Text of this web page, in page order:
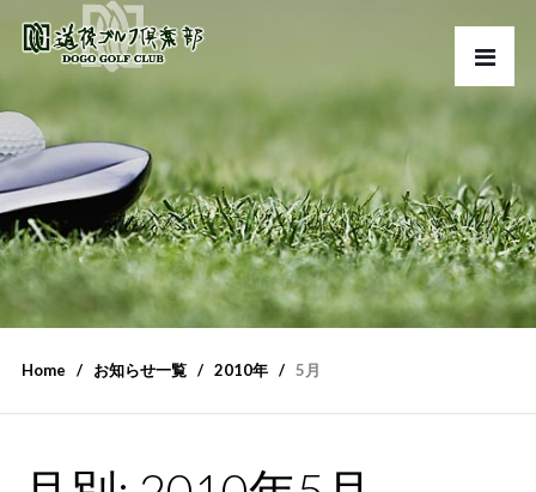
Home お知らせ一覧 2010年 5月